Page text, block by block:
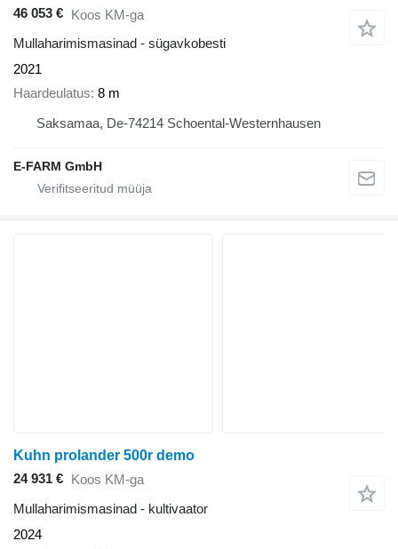
46 053 € Koos KM-ga
Mullaharimismasinad - sügavkobesti
2021
Haardeulatus 8 m
Saksamaa, De-74214 Schoental-Westernhausen
E-FARM GmbH
Kuhn prolander 500r demo
24 931 € Koos KM-ga
Mullaharimismasinad - kultivaator
2024